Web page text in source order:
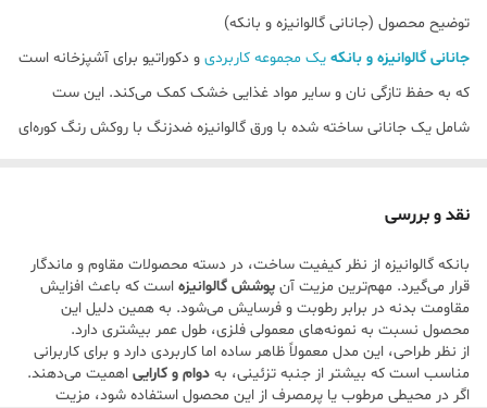
کشور سازنده ترکیه و وزن ۲۵۰۰ کیلوگرم
۶:
مناسب نكهدارى نان، حبوبات، خشكبار، شكر،
جاى، نمك
۷: ابعاد حدودی جانانی (جانونی با ابعاد25*35*23)
توضیح محصول (جانانی گالوانیزه و بانکه)
جانانی گالوانیزه و بانکه یک مجموعه کاربردی و دکوراتیو برای آشپزخانه است
که به حفظ تازگی نان و سایر مواد غذایی خشک کمک می‌کند. این ست
شامل یک جانانی ساخته شده با ورق گالوانیزه ضد‌زنگ با روکش رنگ کوره‌ای
دارای دسته مقاوم بوده و خرید این ست، علاوه بر جنبه کاربردی، زیبایی
خاصی به فضای خانه شما می‌بخشد.
نقد و بررسی
بانکه گالوانیزه از نظر کیفیت ساخت، در دسته محصولات مقاوم و ماندگار
قرار می‌گیرد. مهم‌ترین مزیت آن پوشش گالوانیزه است که باعث افزایش
مقاومت بدنه در برابر رطوبت و فرسایش می‌شود. به همین دلیل این
محصول نسبت به نمونه‌های معمولی فلزی، طول عمر بیشتری دارد.
از نظر طراحی، این مدل معمولاً ظاهر ساده اما کاربردی دارد و برای کاربرانی
مناسب است که بیشتر از جنبه تزئینی، به دوام و کارایی اهمیت می‌دهند.
اگر در محیطی مرطوب یا پرمصرف از این محصول استفاده شود، مزیت